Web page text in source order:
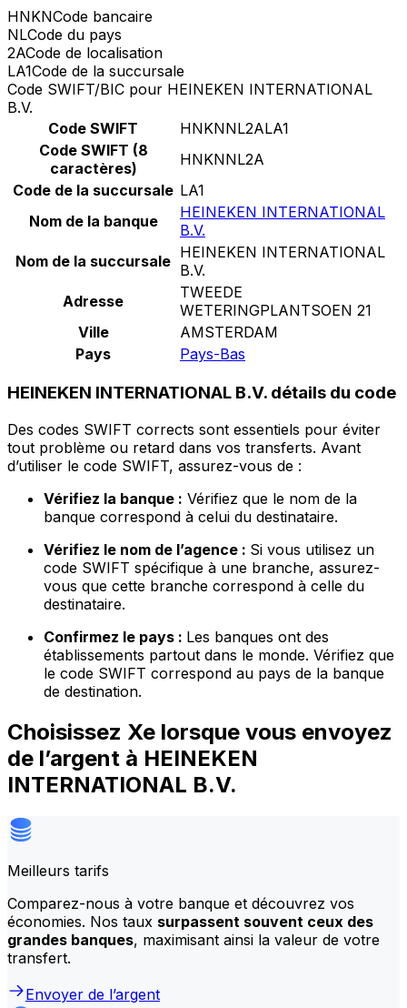
HNKNCode bancaire
NLCode du pays
2ACode de localisation
LA1Code de la succursale
Code SWIFT/BIC pour HEINEKEN INTERNATIONAL
B.V.
Code SWIFT
HNKNNL2ALA1
Code SWIFT (8
caractères)
HNKNNL2A
Code de la succursale LA1
Nom de la banque
HEINEKEN INTERNATIONAL
B.V.
Nom de la succursale HEINEKEN INTERNATIONAL
B.V.
Adresse
TWEEDE
WETERINGPLANTSOEN 21
Ville
AMSTERDAM
Pays
Pays-Bas
HEINEKEN INTERNATIONAL B.V. détails du code
Des codes SWIFT corrects sont essentiels pour éviter
tout problème ou retard dans vos transferts. Avant
d’utiliser le code SWIFT, assurez-vous de :
Vérifiez la banque : Vérifiez que le nom de la
banque correspond à celui du destinataire.
Vérifiez le nom de l’agence : Si vous utilisez un
code SWIFT spécifique à une branche, assurez-
vous que cette branche correspond à celle du
destinataire.
Confirmez le pays : Les banques ont des
établissements partout dans le monde. Vérifiez que
le code SWIFT correspond au pays de la banque
de destination.
Choisissez Xe lorsque vous envoyez
de l’argent à HEINEKEN
INTERNATIONAL B.V.
Meilleurs tarifs
Comparez-nous à votre banque et découvrez vos
économies. Nos taux surpassent souvent ceux des
grandes banques, maximisant ainsi la valeur de votre
transfert.
Envoyer de l’argent